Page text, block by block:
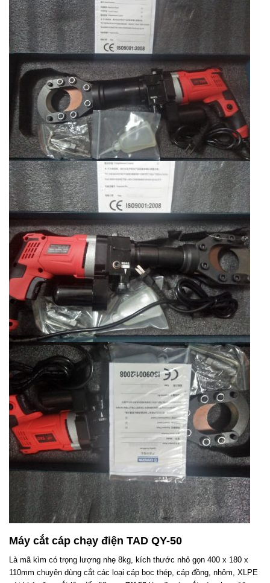
Máy cắt cáp chạy điện TAD QY-50
Là mã kìm có trọng lượng nhẹ 8kg, kích thước nhỏ gọn 400 x 180 x
110mm chuyên dùng cắt các loại cáp bọc thép, cáp đồng, nhôm, XLPE